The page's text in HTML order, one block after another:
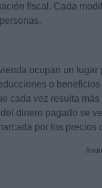
fiscal. Cada
ocupan un
o
cada vez resulta
dinero pagado se
por los precios